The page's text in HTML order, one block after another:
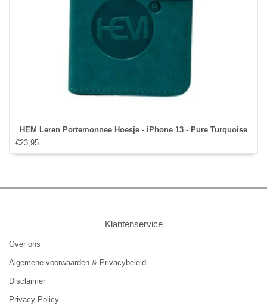
HEM Leren Portemonnee Hoesje - iPhone 13 - Pure Turquoise
€23,95
Klantenservice
Over ons
Algemene voorwaarden & Privacybeleid
Disclaimer
Privacy Policy